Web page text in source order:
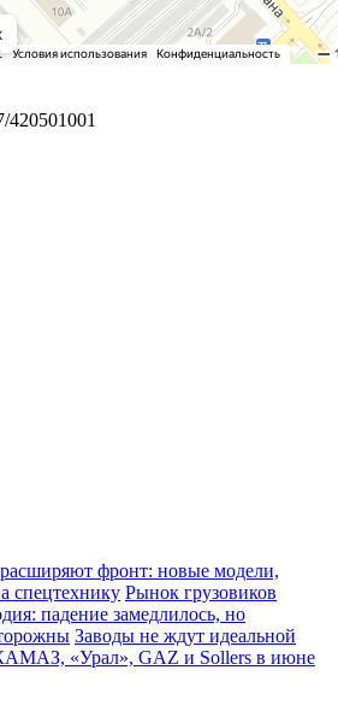
фронт: новые модели,
спецтехнику Рынок грузовиков
падение замедлилось, но
Заводы не ждут идеальной
«Урал», GAZ и Sollers в июне